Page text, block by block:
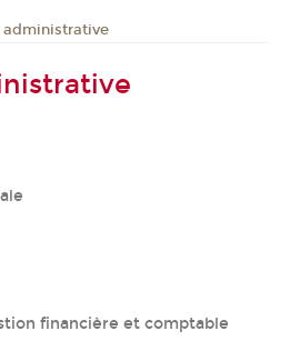
administrative
financière et comptable